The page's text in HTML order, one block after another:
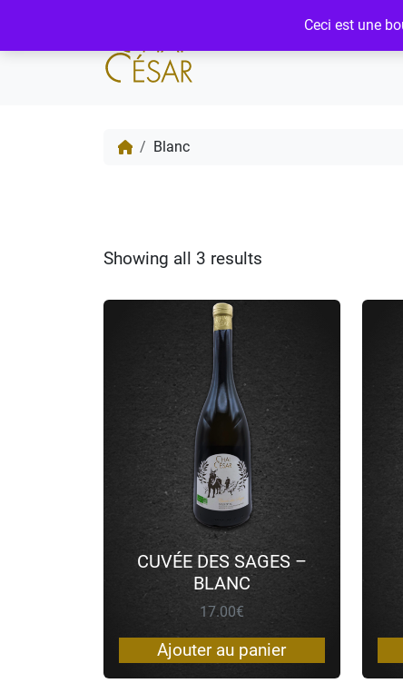
Ceci est une
Blanc
Showing all 3 results
CUVÉE DES SAGES –
BLANC
17.00€
Ajouter au panier